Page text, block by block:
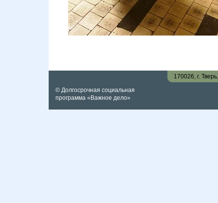
© Долгосрочная социальная
программа «Важное дело»
170026, г.